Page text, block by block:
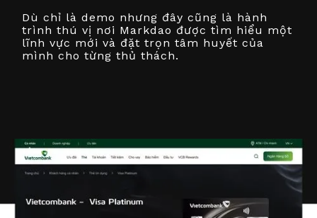
Dù chỉ là demo nhưng đây cũng là hành
trình thú vị nơi Markdao được tìm hiểu một
lĩnh vực mới và đặt trọn tâm huyết của
mình cho từng thủ thách.